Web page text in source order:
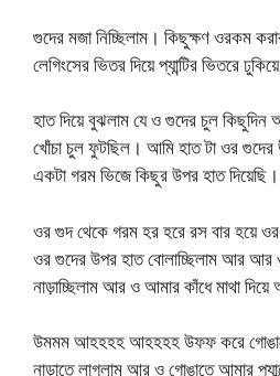
গুদের মজা নিচ্ছিলাম। কিছুক্ষণ ওরকম
লেগিংসের ভিতর দিয়ে প্যান্টির ভিতরে
হাত দিয়ে বুঝলাম যে ও গুদের চুল
খোঁচা চুল ফুটছিল। আমি হাত টা ওর গুদের
একটা গরম ভিজে কিছুর উপর হাত দিয়েছি।
ওর গুদ থেকে গরম হর হরে রস বার হয়ে ওর
ওর গুদের উপর হাত বোলাচ্ছিলাম আর আর
নাড়াচ্ছিলাম আর ও আমার কাঁধে মাথা
উমমম আহহহহ আহহহহ উফফ করে
নাড়াতে লাগলাম আর ও গোঙাতে আমার